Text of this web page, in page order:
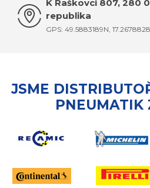
K Raškovci 807, 280
republika
GPS: 49.5883189N,
JSME
PNEUMATIK